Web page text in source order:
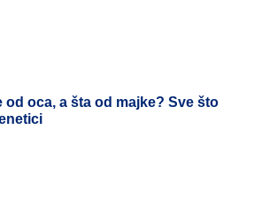
od oca, a šta od majke? Sve što